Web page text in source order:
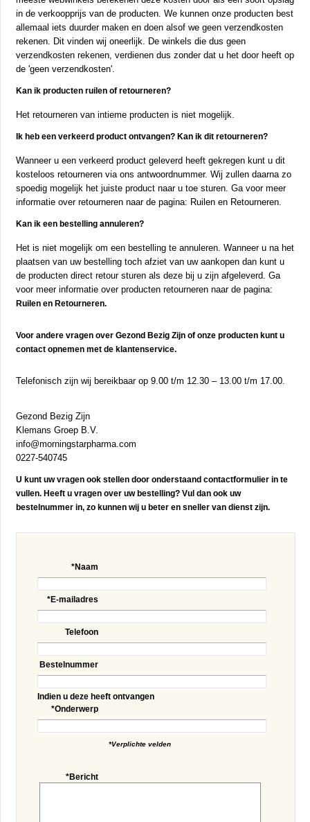
in de verkoopprijs van de producten. We kunnen onze producten best
allemaal iets duurder maken en doen alsof we geen verzendkosten
rekenen. Dit vinden wij oneerlijk. De winkels die dus geen
verzendkosten rekenen, verdienen dus zonder dat u het door heeft op
de 'geen verzendkosten'.
Kan ik producten ruilen of retourneren?
Het retourneren van intieme producten is niet mogelijk.
Ik heb een verkeerd product ontvangen? Kan ik dit retourneren?
Wanneer u een verkeerd product geleverd heeft gekregen kunt u dit
kosteloos retourneren via ons antwoordnummer. Wij zullen daarna zo
spoedig mogelijk het juiste product naar u toe sturen. Ga voor meer
informatie over retourneren naar de pagina: Ruilen en Retourneren
Kan ik een bestelling annuleren?
Het is niet mogelijk om een bestelling te annuleren. Wanneer u na het
plaatsen van uw bestelling toch afziet van uw aankopen dan kunt u
de producten direct retour sturen als deze bij u zijn afgeleverd. Ga
voor meer informatie over producten retourneren naar de pagina:
Ruilen en Retourneren.
Voor andere vragen over Gezond Bezig Zijn of onze producten kunt u
contact opnemen met de klantenservice.
Telefonisch zijn wij bereikbaar op 9.00 t/m 12.30 – 13.00 t/m 17.00.
Gezond Bezig Zijn
Klemans Groep B.V.
info@morningstarpharma.com
0227-540745
U kunt uw vragen ook stellen door onderstaand contactformulier in te
vullen. Heeft u vragen over uw bestelling? Vul dan ook uw
bestelnummer in, zo kunnen wij u beter en sneller van dienst zijn.
*Naam
*E-mailadres
Telefoon
Bestelnummer
Indien u deze heeft ontvangen
*Onderwerp
*Verplichte velden
*Bericht